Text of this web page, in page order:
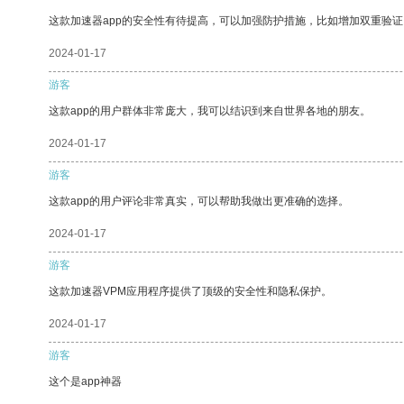
这款加速器app的安全性有待提高，可以加强防护措施，比如增加双重验
2024-01-17
游客
这款app的用户群体非常庞大，我可以结识到来自世界各地的朋友。
2024-01-17
游客
这款app的用户评论非常真实，可以帮助我做出更准确的选择。
2024-01-17
游客
这款加速器VPM应用程序提供了顶级的安全性和隐私保护。
2024-01-17
游客
这个是app神器